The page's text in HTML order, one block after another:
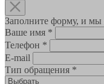
Заполните форму, и
Ваше имя *
Телефон *
E-mail
Тип обращения *